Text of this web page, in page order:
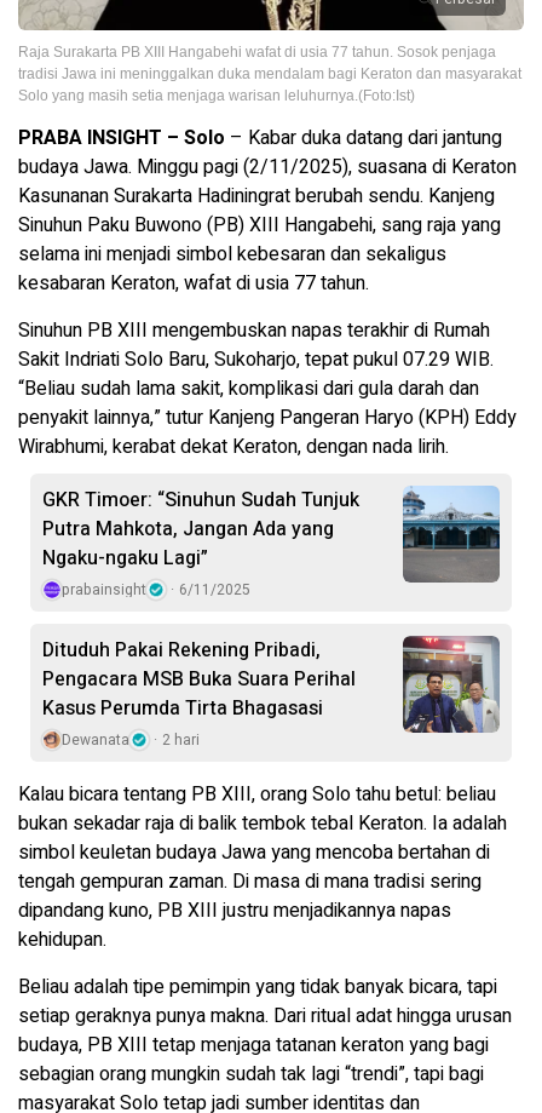
Raja Surakarta PB XIII Hangabehi wafat di usia 77 tahun. Sosok penjaga
tradisi Jawa ini meninggalkan duka mendalam bagi Keraton dan masyarakat
Solo yang masih setia menjaga warisan leluhurnya.(Foto:Ist)
PRABA INSIGHT – Solo – Kabar duka datang dari jantung
budaya Jawa. Minggu pagi (2/11/2025), suasana di Keraton
Kasunanan Surakarta Hadiningrat berubah sendu. Kanjeng
Sinuhun Paku Buwono (PB) XIII Hangabehi, sang raja yang
selama ini menjadi simbol kebesaran dan sekaligus
kesabaran Keraton, wafat di usia 77 tahun.
Sinuhun PB XIII mengembuskan napas terakhir di Rumah
Sakit Indriati Solo Baru, Sukoharjo, tepat pukul 07.29 WIB.
“Beliau sudah lama sakit, komplikasi dari gula darah dan
penyakit lainnya,” tutur Kanjeng Pangeran Haryo (KPH) Eddy
Wirabhumi, kerabat dekat Keraton, dengan nada lirih.
GKR Timoer: “Sinuhun Sudah Tunjuk
Putra Mahkota, Jangan Ada yang
Ngaku-ngaku Lagi”
prabainsight 6/11/2025
Dituduh Pakai Rekening Pribadi,
Pengacara MSB Buka Suara Perihal
Kasus Perumda Tirta Bhagasasi
Dewanata 2 hari
Kalau bicara tentang PB XIII, orang Solo tahu betul: beliau
bukan sekadar raja di balik tembok tebal Keraton. Ia adalah
simbol keuletan budaya Jawa yang mencoba bertahan di
tengah gempuran zaman. Di masa di mana tradisi sering
dipandang kuno, PB XIII justru menjadikannya napas
kehidupan.
Beliau adalah tipe pemimpin yang tidak banyak bicara, tapi
setiap geraknya punya makna. Dari ritual adat hingga urusan
budaya, PB XIII tetap menjaga tatanan keraton yang bagi
sebagian orang mungkin sudah tak lagi “trendi”, tapi bagi
masyarakat Solo tetap jadi sumber identitas dan